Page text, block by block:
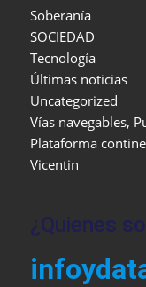
Soberanía
SOCIEDAD
Tecnología
Últimas noticias
Uncategorized
Vías navegables,
Plataforma
Vicentin
¿Quienes